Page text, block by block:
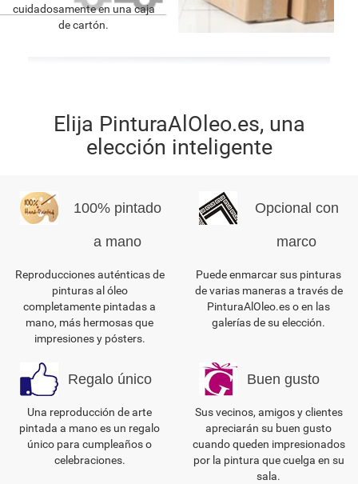
cuidadosamente en una caja
de cartón.
Elija PinturaAlOleo.es, una
elección inteligente
100% pintado
a mano
Reproducciones auténticas de
pinturas al óleo
completamente pintadas a
mano, más hermosas que
impresiones y pósters.
Opcional con
marco
Puede enmarcar sus pinturas
de varias maneras a través de
PinturaAlOleo.es o en las
galerías de su elección.
Regalo único
Una reproducción de arte
pintada a mano es un regalo
único para cumpleaños o
celebraciones.
Buen gusto
Sus vecinos, amigos y clientes
apreciarán su buen gusto
cuando queden impresionados
por la pintura que cuelga en su
sala.